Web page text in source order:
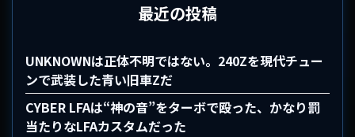
最近の投稿
UNKNOWNは正体不明ではない。240Zを現代チュー
ンで武装した青い旧車Zだ
CYBER LFAは“神の音”をターボで殴った、かなり罰
当たりなLFAカスタムだった